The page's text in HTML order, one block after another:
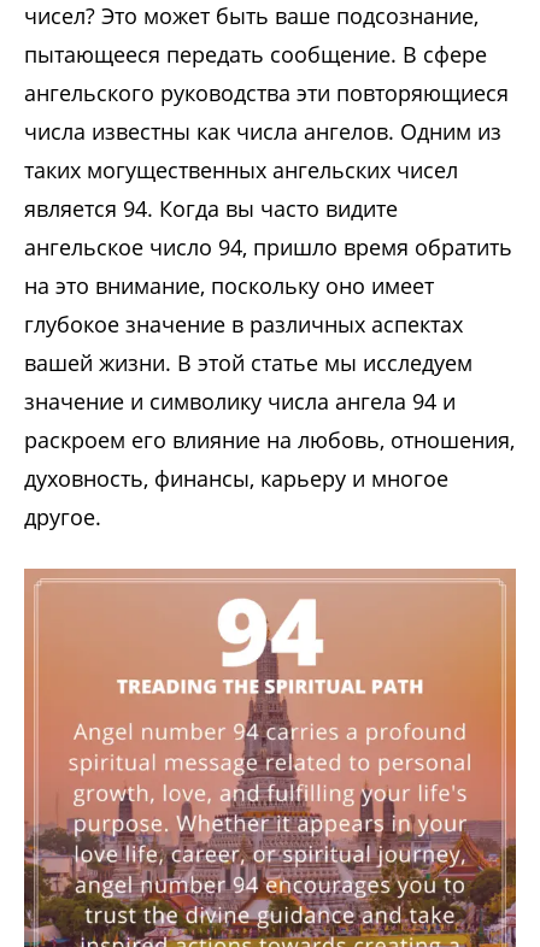
чисел? Это может быть ваше подсознание,
пытающееся передать сообщение. В сфере
ангельского руководства эти повторяющиеся
числа известны как числа ангелов. Одним из
таких могущественных ангельских чисел
является 94. Когда вы часто видите
ангельское число 94, пришло время обратить
на это внимание, поскольку оно имеет
глубокое значение в различных аспектах
вашей жизни. В этой статье мы исследуем
значение и символику числа ангела 94 и
раскроем его влияние на любовь, отношения,
духовность, финансы, карьеру и многое
другое.